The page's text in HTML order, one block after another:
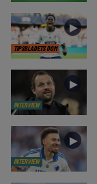
TIPSBLADETS DOM
►
INTERVIEW
►
INTERVIEW
►